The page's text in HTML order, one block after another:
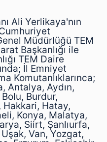
Ali Yerlikaya'nın
Müdürlüğü TEM
Başkanlığı ile
TEM Daire
İl Emniyet
Komutanlıklarınca;
Antalya, Aydın,
Burdur,
Hakkari, Hatay,
Konya, Malatya,
Siirt, Şanlıurfa,
Van, Yozgat,